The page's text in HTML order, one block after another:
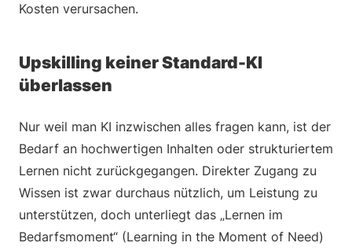
Kosten verursachen.
Upskilling keiner Standard-KI
überlassen
Nur weil man KI inzwischen alles fragen kann, ist der
Bedarf an hochwertigen Inhalten oder strukturiertem
Lernen nicht zurückgegangen. Direkter Zugang zu
Wissen ist zwar durchaus nützlich, um Leistung zu
unterstützen, doch unterliegt das „Lernen im
Bedarfsmoment“ (Learning in the Moment of Need)